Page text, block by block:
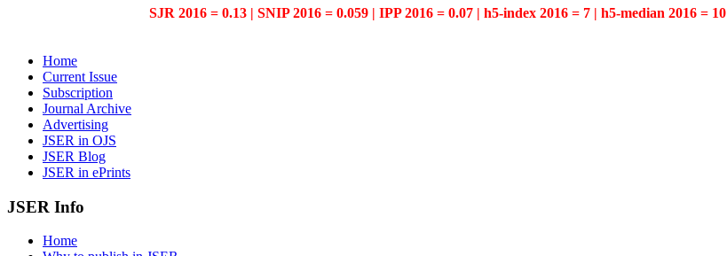
SJR 2016 = 0.13 | SNIP 2016 = 0.059 | IPP 2016 = 0.07 | h5-index 2016 = 7 | h5-median 2016 = 10
Home
Current Issue
Subscription
Journal Archive
Advertising
JSER in OJS
JSER Blog
JSER in ePrints
JSER Info
Home